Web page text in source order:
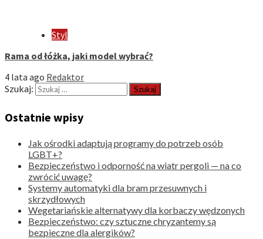
Styl
Rama od łóżka, jaki model wybrać?
4 lata ago Redaktor
Szukaj:
Ostatnie wpisy
Jak ośrodki adaptują programy do potrzeb osób
LGBT+?
Bezpieczeństwo i odporność na wiatr pergoli — na co
zwrócić uwagę?
Systemy automatyki dla bram przesuwnych i
skrzydłowych
Wegetariańskie alternatywy dla korbaczy wędzonych
Bezpieczeństwo: czy sztuczne chryzantemy są
bezpieczne dla alergików?